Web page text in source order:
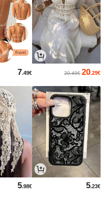
20.29€
20.49€
7.49€
5.23€
5.98€